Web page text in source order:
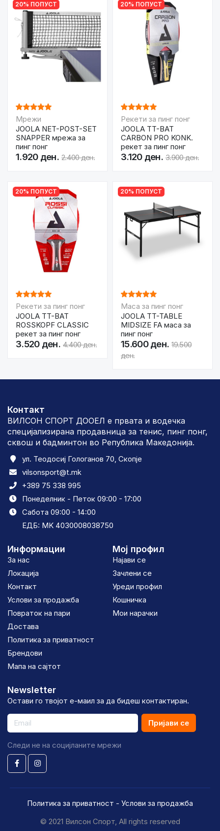
20% ПОПУСТ
Мрежи
JOOLA NET-POST-SET
SNAPPER мрежа за
пинг понг
1.920 ден. 2.400 ден.
20% ПОПУСТ
Рекети за пинг понг
JOOLA TT-BAT
CARBON PRO KONK.
рекет за пинг понг
3.120 ден. 3.900 ден.
20% ПОПУСТ
Рекети за пинг понг
JOOLA TT-BAT
ROSSKOPF CLASSIC
рекет за пинг понг
3.520 ден. 4.400 ден.
20% ПОПУСТ
Маса за пинг понг
JOOLA TT-TABLE
MIDSIZE FA маса за
пинг понг
15.600 ден. 19.500
ден.
Контакт
ВИЛСОН СПОРТ ДООЕЛ е првата и водечка
специјализирана продавница за тенис, пинг понг,
сквош и бадминтон во Република Македонија.
ул. Теодосиј Гологанов 70, Скопје
vilsonsport@t.mk
+389 75 338 995
Понеделник - Петок 09:00 - 17:00
Сабота 09:00 - 14:00
ЕДБ: MK 4030008038750
Информации
За нас
Локација
Контакт
Услови за продажба
Повраток на пари
Достава
Политика за приватност
Брендови
Мапа на сајтот
Мој профил
Најави се
Зачлени се
Уреди профил
Кошничка
Мои нарачки
Newsletter
Остави го твојот е-маил за да бидеш контактиран.
Пријави се
Следи не на социјланите мрежи
Политика за приватност - Услови за продажба
© 2021 Вилсон Спорт, All rights reserved